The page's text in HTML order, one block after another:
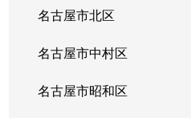
名古屋市北区
名古屋市中村区
名古屋市昭和区